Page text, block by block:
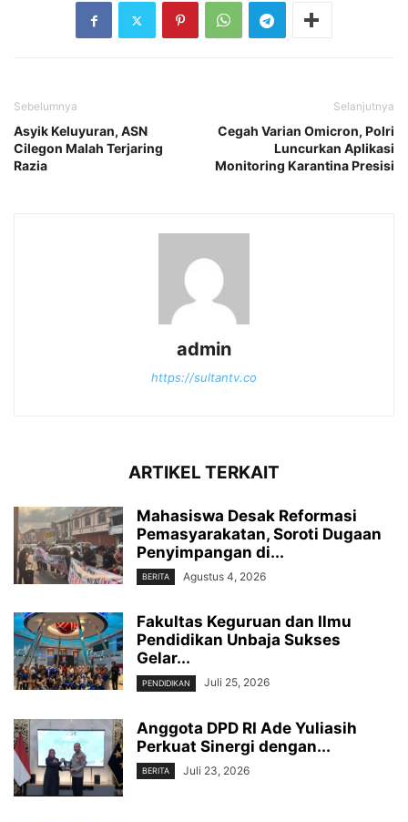
Sebelumnya
Asyik Keluyuran, ASN
Cilegon Malah Terjaring
Razia
Selanjutnya
Cegah Varian Omicron, Polri
Luncurkan Aplikasi
Monitoring Karantina Presisi
admin
https://sultantv.co
ARTIKEL TERKAIT
Mahasiswa Desak Reformasi
Pemasyarakatan, Soroti Dugaan
Penyimpangan di...
BERITA Agustus 4, 2026
Fakultas Keguruan dan Ilmu
Pendidikan Unbaja Sukses
Gelar...
PENDIDIKAN Juli 25, 2026
Anggota DPD RI Ade Yuliasih
Perkuat Sinergi dengan...
BERITA Juli 23, 2026